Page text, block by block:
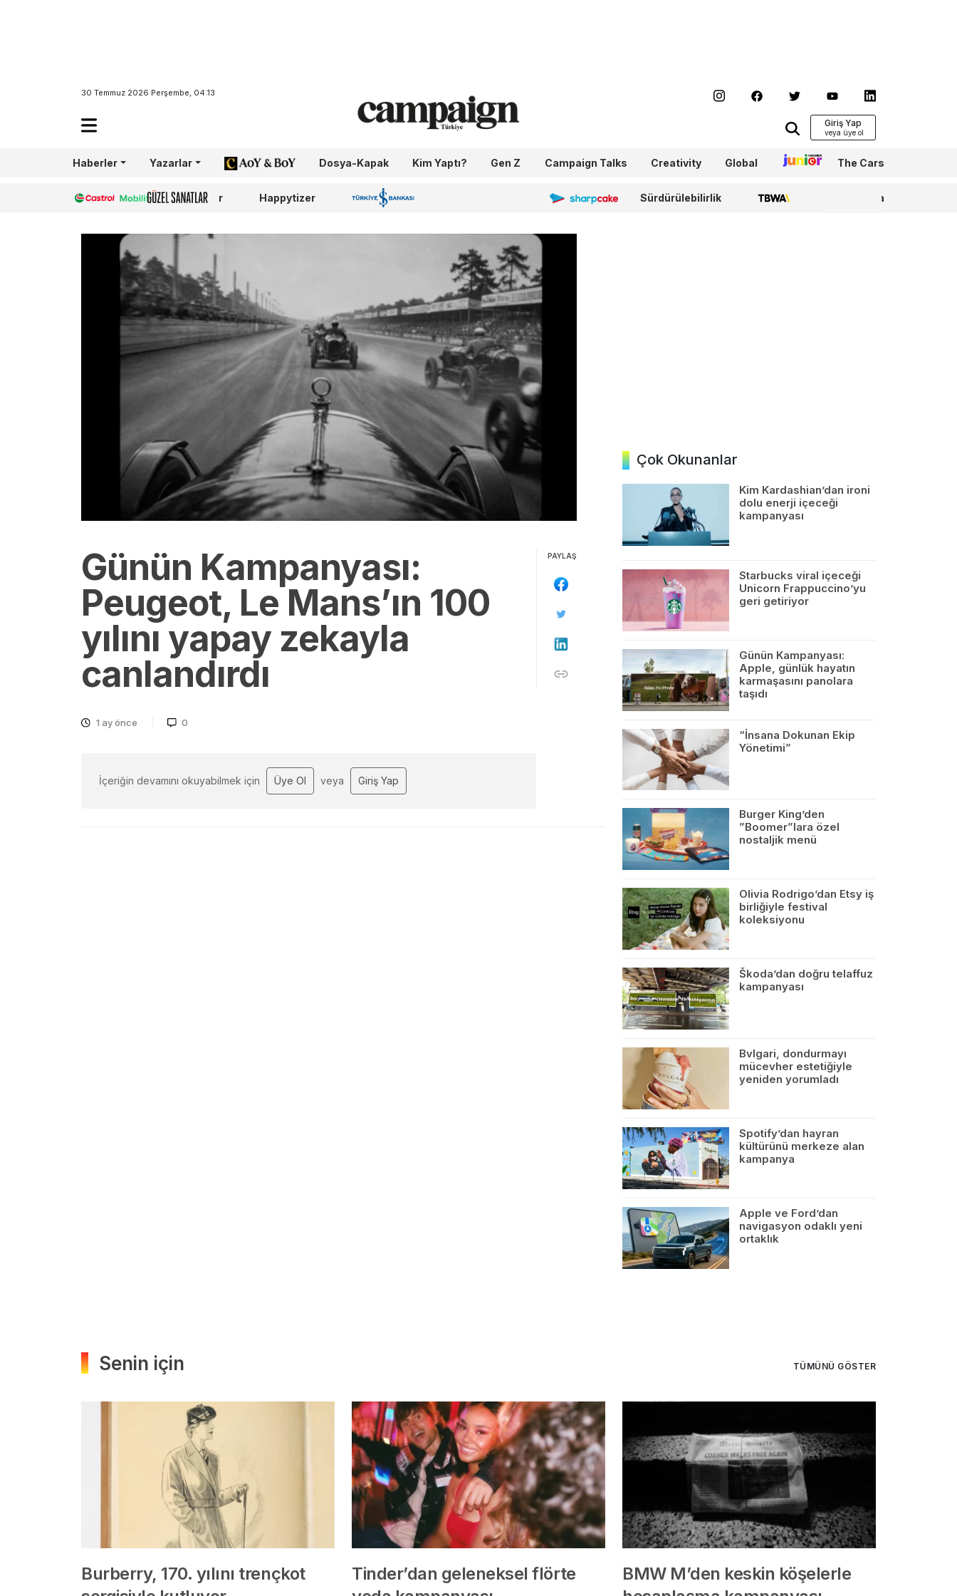
30 Temmuz 2026 Perşembe, 04:13
Giriş Yap
Haberler Yazarlar AoY/BoY Dosya-Kapak Kim Yaptı? Gen Z Campaign Talks Creativity Global Junior The Cars
Castrol Güzel Sanatlar Happytizer İş Bankası 100.Yıl Sharpcake Sürdürülebilirlik TBWA WPP Media
Günün Kampanyası:
Peugeot, Le Mans’ın 100
yılını yapay zekayla
canlandırdı
1 ay önce 0
İçeriğin devamını okuyabilmek için Üye Ol veya Giriş Yap
PAYLAŞ
Çok Okunanlar
Kim Kardashian’dan ironi
dolu enerji içeceği
kampanyası
Starbucks viral içeceği
Unicorn Frappuccino’yu
geri getiriyor
Günün Kampanyası:
Apple, günlük hayatın
karmaşasını panolara
taşıdı
“İnsana Dokunan Ekip
Yönetimi”
Burger King’den
”Boomer”lara özel
nostaljik menü
Olivia Rodrigo’dan Etsy iş
birliğiyle festival
koleksiyonu
Škoda’dan doğru telaffuz
kampanyası
Bvlgari, dondurmayı
mücevher estetiğiyle
yeniden yorumladı
Spotify’dan hayran
kültürünü merkeze alan
kampanya
Apple ve Ford’dan
navigasyon odaklı yeni
ortaklık
Senin için TÜMÜNÜ GÖSTER
Burberry, 170. yılını trençkot
Tinder’dan geleneksel flörte
BMW M’den keskin köşelerle